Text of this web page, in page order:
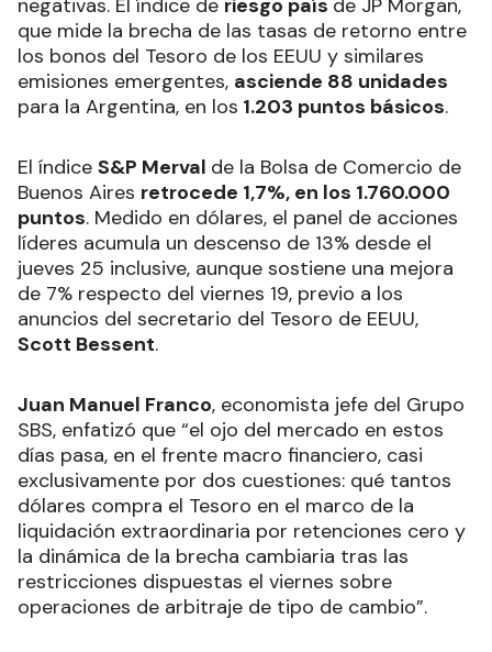
que mide la brecha de las tasas de retorno entre
los bonos del Tesoro de los EEUU y similares
emisiones emergentes, asciende 88 unidades
para la Argentina, en los 1.203 puntos básicos.
El índice S&P Merval de la Bolsa de Comercio de
Buenos Aires retrocede 1,7%, en los 1.760.000
puntos. Medido en dólares, el panel de acciones
líderes acumula un descenso de 13% desde el
jueves 25 inclusive, aunque sostiene una mejora
de 7% respecto del viernes 19, previo a los
anuncios del secretario del Tesoro de EEUU,
Scott Bessent.
Juan Manuel Franco, economista jefe del Grupo
SBS, enfatizó que “el ojo del mercado en estos
días pasa, en el frente macro financiero, casi
exclusivamente por dos cuestiones: qué tantos
dólares compra el Tesoro en el marco de la
liquidación extraordinaria por retenciones cero y
la dinámica de la brecha cambiaria tras las
restricciones dispuestas el viernes sobre
operaciones de arbitraje de tipo de cambio”.